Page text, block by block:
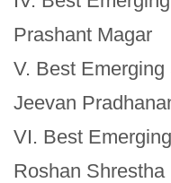
Prashant Magar
V. Best Emerging
Jeevan
VI. Best
Roshan Shrestha